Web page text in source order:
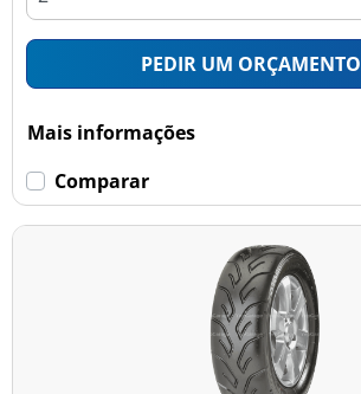
PEDIR UM ORÇAMENTO
Mais informações
Comparar